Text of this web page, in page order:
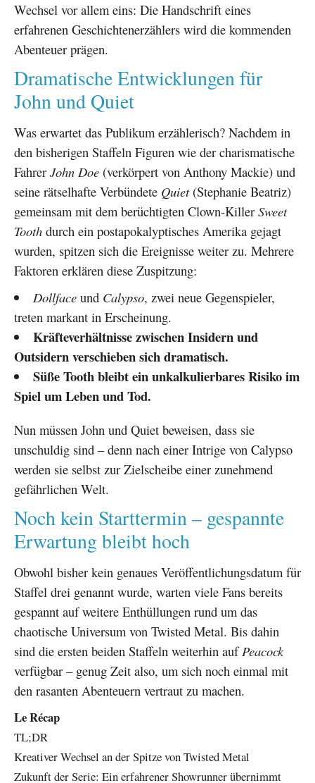
Wechsel vor allem eins: Die Handschrift eines
erfahrenen Geschichtenerzählers wird die kommenden
Abenteuer prägen.
Dramatische Entwicklungen für
John und Quiet
Was erwartet das Publikum erzählerisch? Nachdem in
den bisherigen Staffeln Figuren wie der charismatische
Fahrer John Doe (verkörpert von Anthony Mackie) und
seine rätselhafte Verbündete Quiet(Stephanie Beatriz)
gemeinsam mit dem berüchtigten Clown-Killer Sweet
Tooth durch ein postapokalyptisches Amerika gejagt
wurden, spitzen sich die Ereignisse weiter zu. Mehrere
Faktoren erklären diese Zuspitzung:
Dollfaceund Calypso, zwei neue Gegenspieler,
treten markant in Erscheinung.
Kräfteverhältnisse zwischen Insidern und
Outsidern verschieben sich dramatisch.
Süße Tooth bleibt ein unkalkulierbares Risiko im
Spiel um Leben und Tod.
Nun müssen John und Quiet beweisen, dass sie
unschuldig sind – denn nach einer Intrige von Calypso
werden sie selbst zur Zielscheibe einer zunehmend
gefährlichen Welt.
Noch kein Starttermin – gespannte
Erwartung bleibt hoch
Obwohl bisher kein genaues Veröffentlichungsdatum für
Staffel drei genannt wurde, warten viele Fans bereits
gespannt auf weitere Enthüllungen rund um das
chaotische Universum von Twisted Metal. Bis dahin
sind die ersten beiden Staffeln weiterhin auf Peacock
verfügbar – genug Zeit also, um sich noch einmal mit
den rasanten Abenteuern vertraut zu machen.
Le Récap
TL;DR
Kreativer Wechsel an der Spitze von Twisted Metal
Zukunft der Serie: Ein erfahrener Showrunner übernimmt